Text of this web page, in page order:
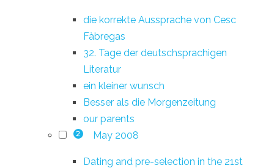
die korrekte Aussprache von Cesc
Fàbregas
32. Tage der deutschsprachigen
Literatur
ein kleiner wunsch
Besser als die Morgenzeitung
our parents
2 May 2008
Dating and pre-selection in the 21st